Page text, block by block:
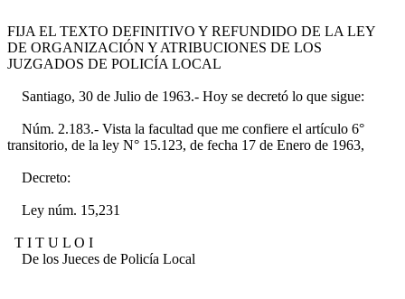
FIJA EL TEXTO DEFINITIVO Y REFUNDIDO DE LA LEY
DE ORGANIZACIÓN Y ATRIBUCIONES DE LOS
JUZGADOS DE POLICÍA LOCAL
Santiago, 30 de Julio de 1963.- Hoy se decretó lo que sigue:
Núm. 2.183.- Vista la facultad que me confiere el artículo 6°
transitorio, de la ley N° 15.123, de fecha 17 de Enero de 1963,
Decreto:
Ley núm. 15,231
T I T U L O I
De los Jueces de Policía Local